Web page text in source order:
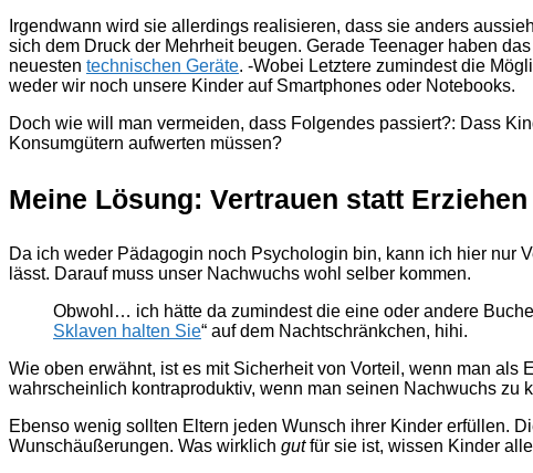
Irgendwann wird sie allerdings realisieren, dass sie anders
sich dem Druck der Mehrheit beugen. Gerade Teenager haben
neuesten technischen Geräte. -Wobei Letztere zumindest die
weder wir noch unsere Kinder auf Smartphones oder Notebooks.
Doch wie will man vermeiden, dass Folgendes passiert?: Dass
Konsumgütern aufwerten müssen?
Meine Lösung: Vertrauen statt Erziehen
Da ich weder Pädagogin noch Psychologin bin, kann ich hier
lässt. Darauf muss unser Nachwuchs wohl selber kommen.
Obwohl… ich hätte da zumindest die eine oder andere
Sklaven halten Sie“ auf dem Nachtschränkchen, hihi.
Wie oben erwähnt, ist es mit Sicherheit von Vorteil, wenn man als
wahrscheinlich kontraproduktiv, wenn man seinen Nachwuchs zu
Ebenso wenig sollten Eltern jeden Wunsch ihrer Kinder erfüllen.
Wunschäußerungen. Was wirklich gutfür sie ist, wissen Kinder